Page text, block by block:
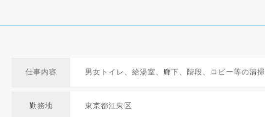
仕事内容 男女トイレ、給湯室、廊下、階段、ロビー等の清掃
勤務地 東京都江東区